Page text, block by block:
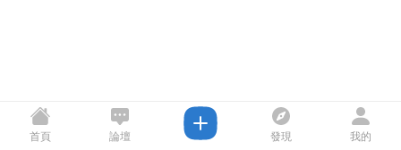
首頁 論壇 發現 我的